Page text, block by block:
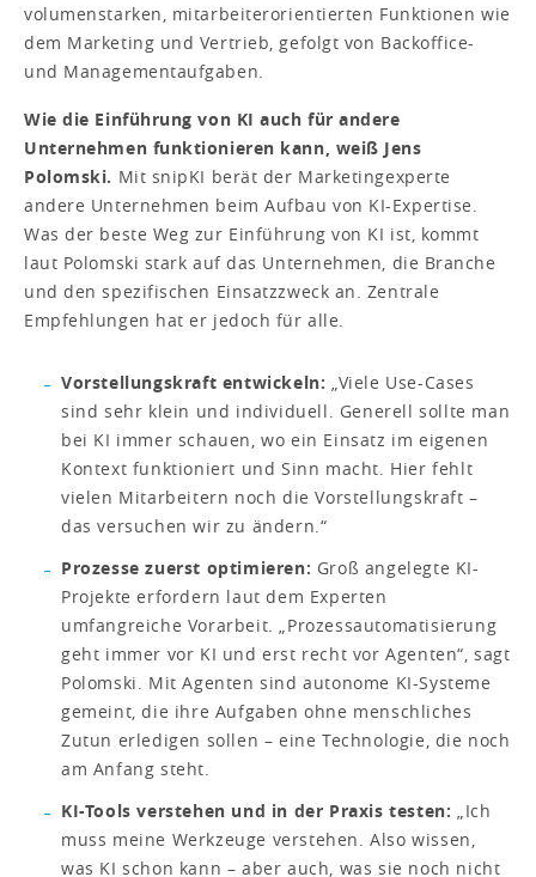
volumenstarken, mitarbeiterorientierten Funktionen wie
dem Marketing und Vertrieb, gefolgt von Backoffice-
und Managementaufgaben.
Wie die Einführung von KI auch für andere
Unternehmen funktionieren kann, weiß Jens
Polomski. Mit snipKI berät der Marketingexperte
andere Unternehmen beim Aufbau von KI-Expertise.
Was der beste Weg zur Einführung von KI ist, kommt
laut Polomski stark auf das Unternehmen, die Branche
und den spezifischen Einsatzzweck an. Zentrale
Empfehlungen hat er jedoch für alle.
Vorstellungskraft entwickeln: „Viele Use-Cases
sind sehr klein und individuell. Generell sollte man
bei KI immer schauen, wo ein Einsatz im eigenen
Kontext funktioniert und Sinn macht. Hier fehlt
vielen Mitarbeitern noch die Vorstellungskraft –
das versuchen wir zu ändern.“
Prozesse zuerst optimieren: Groß angelegte KI-
Projekte erfordern laut dem Experten
umfangreiche Vorarbeit. „Prozessautomatisierung
geht immer vor KI und erst recht vor Agenten“, sagt
Polomski. Mit Agenten sind autonome KI-Systeme
gemeint, die ihre Aufgaben ohne menschliches
Zutun erledigen sollen – eine Technologie, die noch
am Anfang steht.
KI-Tools verstehen und in der Praxis testen: „Ich
muss meine Werkzeuge verstehen. Also wissen,
was KI schon kann – aber auch, was sie noch nicht